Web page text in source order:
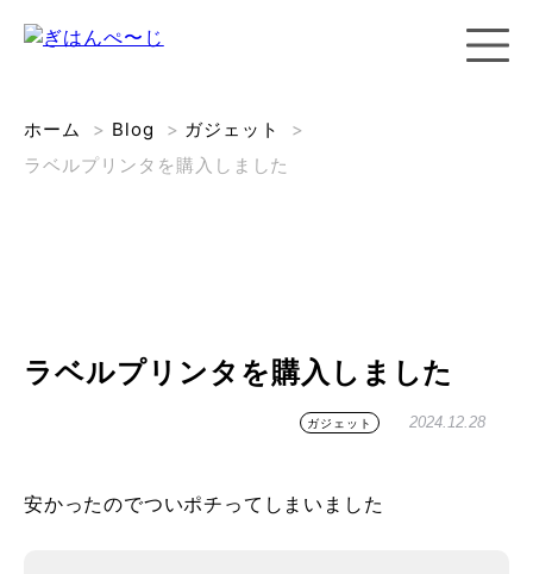
ホーム > Blog > ガジェット
>
ラベルプリンタを購入しました
ラベルプリンタを購入しました
ガジェット 2024.12.28
安かったのでついポチってしまいました